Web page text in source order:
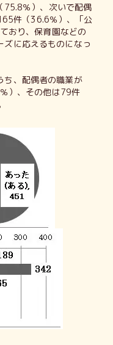
75.8％）、次いで配偶
件（36.6％）、「公
おり、保育園などの
ズに応えるものになっ
ち、配偶者の職業が
）、その他は79件